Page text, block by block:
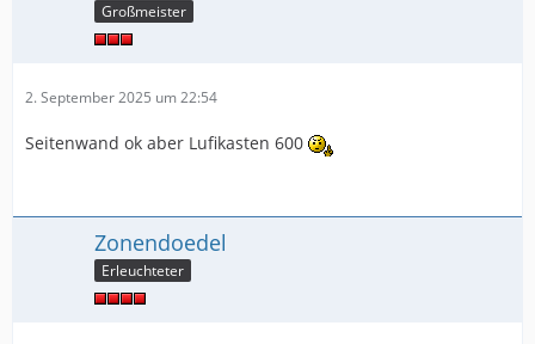
Großmeister
2. September 2025 um 22:54
Seitenwand ok aber Lufikasten 600
Zonendoedel
Erleuchteter